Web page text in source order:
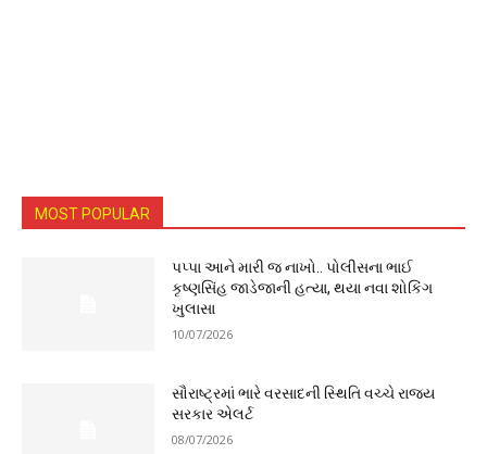
MOST POPULAR
પપ્પા આને મારી જ નાખો.. પોલીસના ભાઈ
કૃષ્ણસિંહ જાડેજાની હત્યા, થયા નવા શોકિંગ
ખુલાસા
10/07/2026
સૌરાષ્ટ્રમાં ભારે વરસાદની સ્થિતિ વચ્ચે રાજ્ય
સરકાર એલર્ટ
08/07/2026